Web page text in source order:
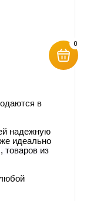
в
надежную
идеально
товаров из
0